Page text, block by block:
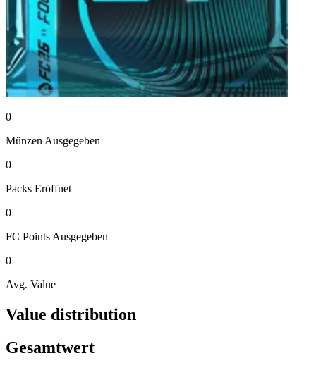
0
Münzen Ausgegeben
0
Packs Eröffnet
0
FC Points Ausgegeben
0
Avg. Value
Value distribution
Gesamtwert